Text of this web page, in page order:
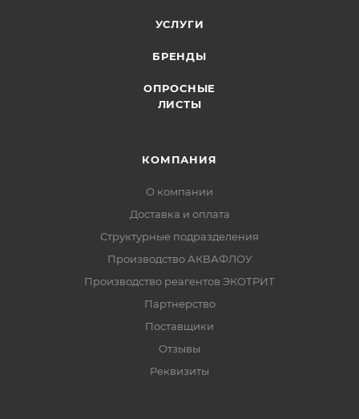
УСЛУГИ
БРЕНДЫ
ОПРОСНЫЕ
ЛИСТЫ
КОМПАНИЯ
О компании
Доставка и оплата
Структурные подразделения
Производство АКВАФЛОУ
Производство реагентов ЭКОТРИТ
Партнерство
Поставщики
Отзывы
Реквизиты